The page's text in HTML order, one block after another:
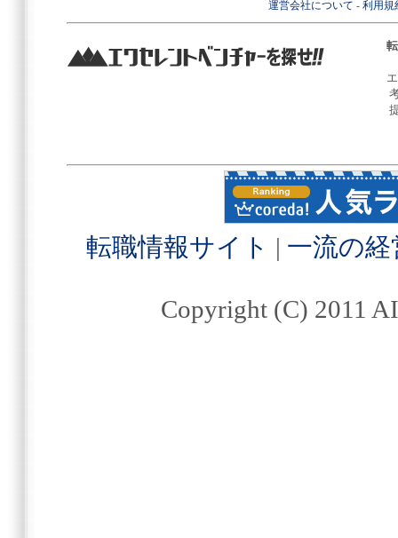
運営会社について - 利用規
転職情報サイト | 一流の
Copyright (C) 2011